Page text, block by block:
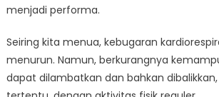
menjadi performa.
Seiring kita menua, kebugaran
menurun. Namun, berkurangnya
dapat dilambatkan dan bahkan